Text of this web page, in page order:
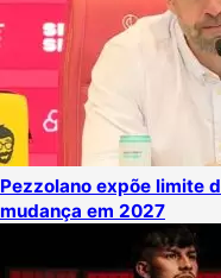
Pezzolano expõe limite
mudança em 2027